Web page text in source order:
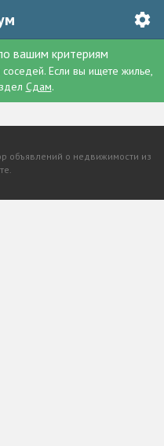
вашим критериям
Если вы ищете жилье,
Сдам.
объявлений о недвижимости из